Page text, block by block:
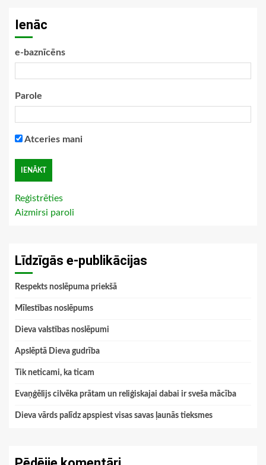
Ienāc
e-baznīcēns
Parole
Atceries mani
Reģistrēties
Aizmirsi paroli
Līdzīgās e-publikācijas
Respekts noslēpuma priekšā
Mīlestības noslēpums
Dieva valstības noslēpumi
Apslēptā Dieva gudrība
Tik neticami, ka ticam
Evaņģēlijs cilvēka prātam un reliģiskajai dabai ir sveša mācība
Dieva vārds palīdz apspiest visas savas ļaunās tieksmes